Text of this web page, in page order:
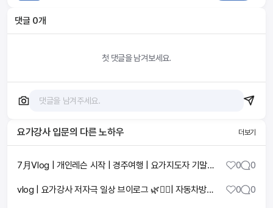
댓글 0개
첫 댓글을 남겨보세요.
요가강사 입문의 다른 노하우 더보기
7月Vlog | 개인레슨 시작 | 경주여행 | 요가지도자 기말시험 0 0
vlog | 요가강사 저자극 일상 브이로그 🌿✌🏼| 자동차방전 | 요가원꾸미기 | 철학관 방문 | 고양이 변비 & 3안검 돌출 🥲 0 0